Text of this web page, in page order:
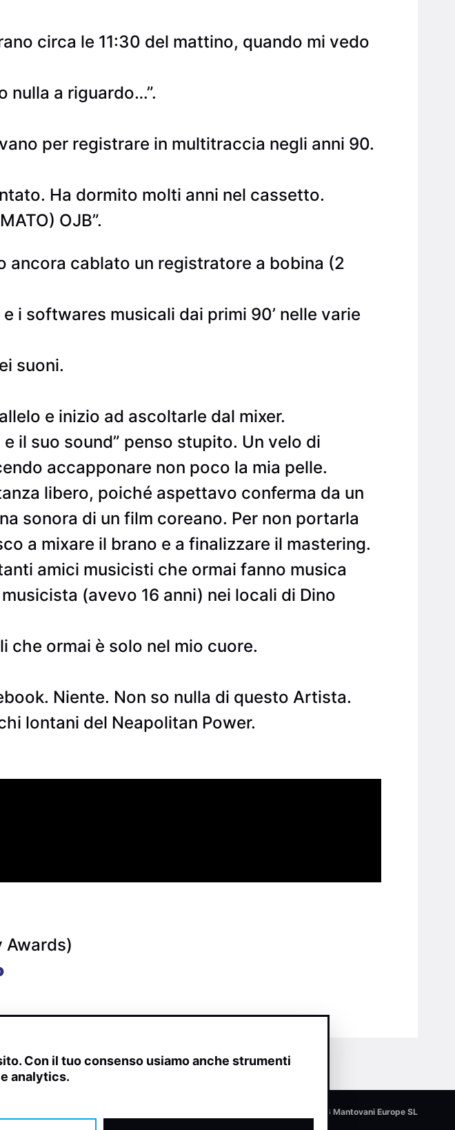
circa le 11:30 del mattino, quando mi vedo
nulla a riguardo…”.
per registrare in multitraccia negli anni 90.
Ha dormito molti anni nel cassetto.
OJB”.
ancora cablato un registratore a bobina (2
i softwares musicali dai primi 90’ nelle varie
suoni.
e inizio ad ascoltarle dal mixer.
il suo sound” penso stupito. Un velo di
accapponare non poco la mia pelle.
libero, poiché aspettavo conferma da un
sonora di un film coreano. Per non portarla
a mixare il brano e a finalizzare il mastering.
amici musicisti che ormai fanno musica
(avevo 16 anni) nei locali di Dino
che ormai è solo nel mio cuore.
Niente. Non so nulla di questo Artista.
lontani del Neapolitan Power.
Awards)
© 2026 Mantovani Europe SL
Con il tuo consenso usiamo anche strumenti
analytics.